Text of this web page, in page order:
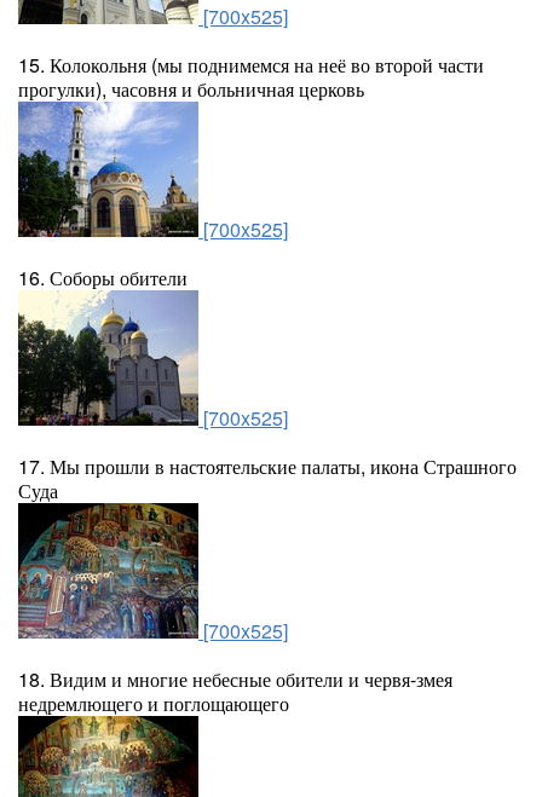
[700x525]
15. Колокольня (мы поднимемся на неё во второй части
прогулки), часовня и больничная церковь
[700x525]
16. Соборы обители
[700x525]
17. Мы прошли в настоятельские палаты, икона Страшного
Суда
[700x525]
18. Видим и многие небесные обители и червя-змея
недремлющего и поглощающего